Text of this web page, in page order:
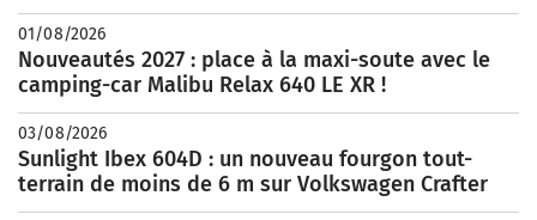
01/08/2026
Nouveautés 2027 : place à la maxi-soute avec le
camping-car Malibu Relax 640 LE XR !
03/08/2026
Sunlight Ibex 604D : un nouveau fourgon tout-
terrain de moins de 6 m sur Volkswagen Crafter